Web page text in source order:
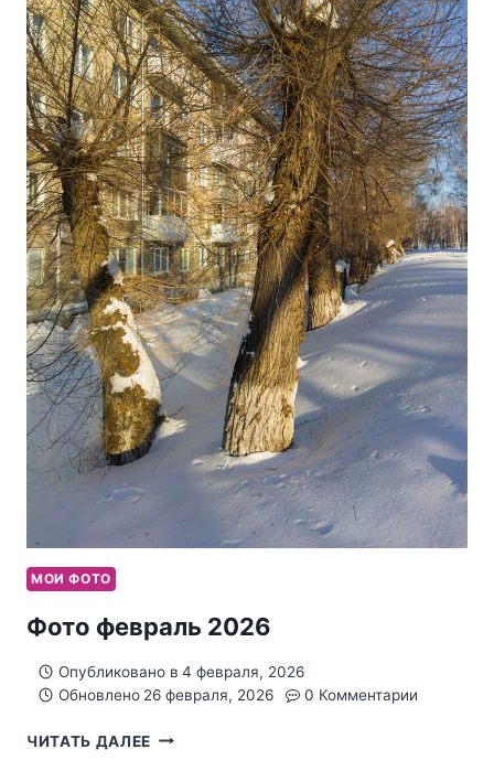
МОИ ФОТО
Фото февраль 2026
Опубликовано в 4 февраля, 2026
Обновлено 26 февраля, 2026 0 Комментарии
ЧИТАТЬ ДАЛЕЕ ФОТО